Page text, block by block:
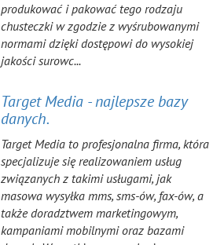
produkować i pakować tego rodzaju
chusteczki w zgodzie z wyśrubowanymi
normami dzięki dostępowi do wysokiej
jakości surowc...
Target Media - najlepsze bazy
danych.
Target Media to profesjonalna firma, która
specjalizuje się realizowaniem usług
związanych z takimi usługami, jak
masowa wysyłka mms, sms-ów, fax-ów, a
także doradztwem marketingowym,
kampaniami mobilnymi oraz bazami